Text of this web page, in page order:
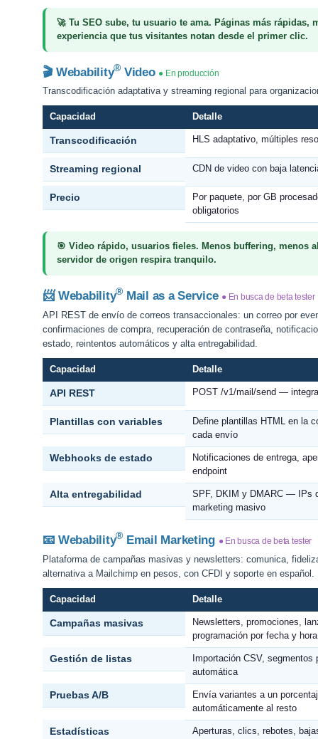
🚀Tu SEO sube, tu usuario te ama. Páginas más rápidas,
experiencia que tus visitantes notan desde el primer clic.
🎬 Webability® Video ● En producción
Transcodificación adaptativa y streaming regional para
Capacidad Detalle
Transcodificación HLS adaptativo, múltiples
Streaming regional CDN de video con baja
Precio
Por paquete, por GB
obligatorios
🎯Video rápido, usuarios fieles. Menos buffering, menos
servidor de origen respira tranquilo.
📨 Webability® Mail as a Service ● En busca de beta tester
API REST de envío de correos transaccionales: un correo por
confirmaciones de compra, recuperación de contraseña,
estado, reintentos automáticos y alta entregabilidad.
Capacidad Detalle
API REST POST /v1/mail/send —
Plantillas con variables
Define plantillas HTML en la
cada envío
Webhooks de estado
Notificaciones de entrega,
endpoint
Alta entregabilidad
SPF, DKIM y DMARC — IPs
marketing masivo
📧 Webability® Email Marketing ● En busca de beta tester
Plataforma de campañas masivas y newsletters: comunica,
alternativa a Mailchimp en pesos, con CFDI y soporte en español.
Capacidad Detalle
Campañas masivas
Newsletters, promociones,
programación por fecha y hora
Gestión de listas
Importación CSV,
automática
Pruebas A/B
Envía variantes a un
automáticamente al resto
Estadísticas
Aperturas, clics, rebotes,